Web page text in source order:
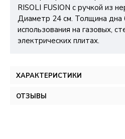
RISOLI FUSION с ручкой из
Диаметр 24 см. Толщина
использования на газовых,
электрических плитах.
ХАРАКТЕРИСТИКИ
ОТЗЫВЫ